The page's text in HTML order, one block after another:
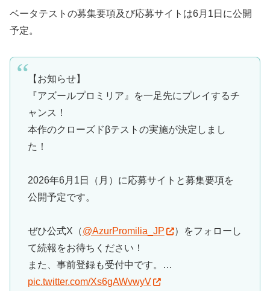
ベータテストの募集要項及び応募サイトは6月1日に公開
予定。
【お知らせ】
『アズールプロミリア』を一足先にプレイするチ
ャンス！
本作のクローズドβテストの実施が決定しまし
た！
2026年6月1日（月）に応募サイトと募集要項を
公開予定です。
ぜひ公式X（@AzurPromilia_JP
）をフォローし
て続報をお待ちください！
また、事前登録も受付中です。…
pic.twitter.com/Xs6gAWvwyV